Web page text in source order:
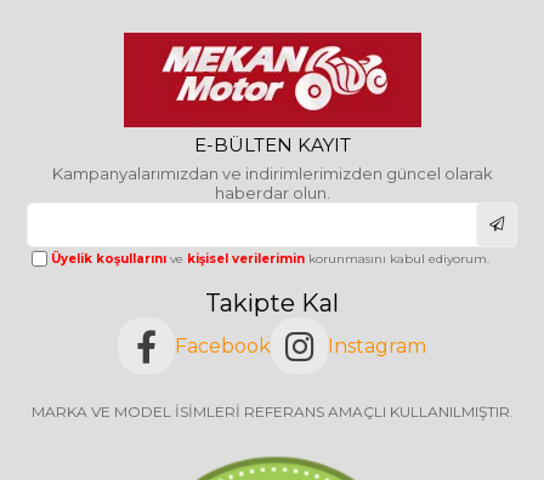
E-BÜLTEN KAYIT
Kampanyalarımızdan ve indirimlerimizden güncel olarak
haberdar olun.
Üyelik koşullarını ve kişisel verilerimin korunmasını kabul ediyorum.
Takipte Kal
Facebook Instagram
MARKA VE MODEL İSİMLERİ REFERANS AMAÇLI KULLANILMIŞTIR.